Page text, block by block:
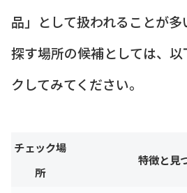
品」として扱われることが多
探す場所の候補としては、
クしてみてください。
チェック場
所
特徴と見